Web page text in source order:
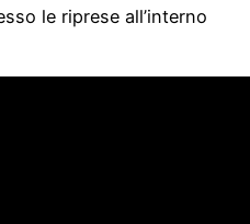
le riprese all’interno